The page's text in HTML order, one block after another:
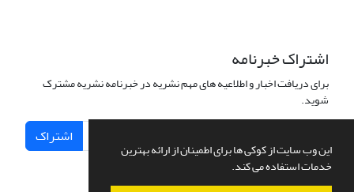
این وب سایت از کوکی ها برای اطمینان از ارائه بهترین
خدمات استفاده می کند.
اشتراک خبرنامه
برای دریافت اخبار و اطلاعیه های مهم نشریه در خبرنامه نشریه مشترک
شوید.
اشتراک